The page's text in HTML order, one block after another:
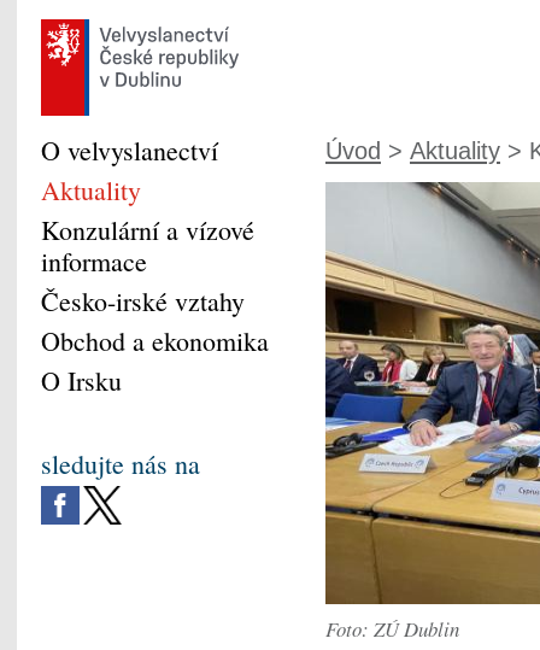
Úvod > Aktuality >
Foto: ZÚ Dublin
O velvyslanectví
Aktuality
Konzulární a vízové
informace
Česko-irské vztahy
Obchod a ekonomika
O Irsku
sledujte nás na